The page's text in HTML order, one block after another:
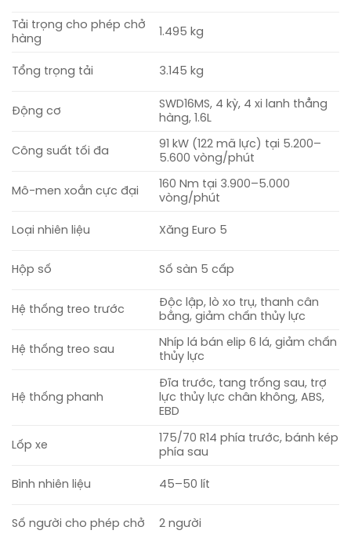
Tải trọng cho phép chở
hàng
1.495 kg
Tổng trọng tải 3.145 kg
Động cơ
SWD16MS, 4 kỳ, 4 xi lanh thẳng
hàng, 1.6L
Công suất tối đa
91 kW (122 mã lực) tại 5.200–
5.600 vòng/phút
Mô-men xoắn cực đại
160 Nm tại 3.900–5.000
vòng/phút
Loại nhiên liệu Xăng Euro 5
Hộp số Số sàn 5 cấp
Hệ thống treo trước
Độc lập, lò xo trụ, thanh cân
bằng, giảm chấn thủy lực
Hệ thống treo sau
Nhíp lá bán elip 6 lá, giảm chấn
thủy lực
Hệ thống phanh
Đĩa trước, tang trống sau, trợ
lực thủy lực chân không, ABS,
EBD
Lốp xe
175/70 R14 phía trước, bánh kép
phía sau
Bình nhiên liệu 45–50 lít
Số người cho phép chở 2 người